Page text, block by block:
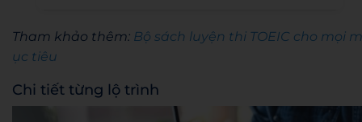
Tham khảo thêm: Bộ sách luyện thi TOEIC cho mọi m
ục tiêu
Chi tiết từng lộ trình